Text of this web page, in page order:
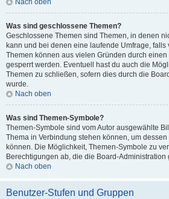
Nach oben
Was sind geschlossene Themen?
Geschlossene Themen sind Themen, in denen
kann und bei denen eine laufende Umfrage,
Themen können aus vielen Gründen durch
gesperrt werden. Eventuell hast du auch die
Themen zu schließen, sofern dies durch die
wurde.
Nach oben
Was sind Themen-Symbole?
Themen-Symbole sind vom Autor ausgewählte
Thema in Verbindung stehen können, um
können. Die Möglichkeit, Themen-Symbole zu
Berechtigungen ab, die die Board-Administration
Nach oben
Benutzer-Stufen und Gruppen